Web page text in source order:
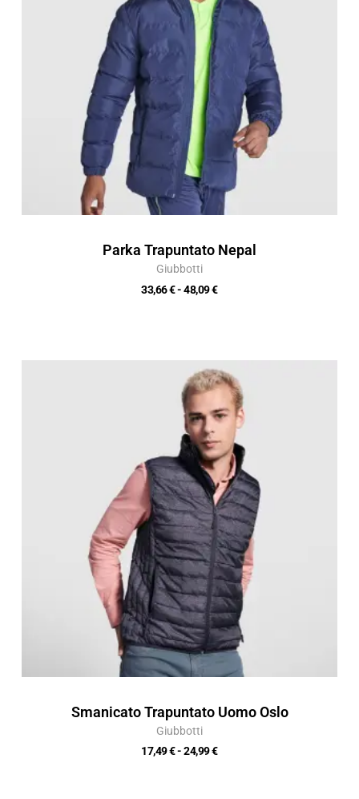
Parka Trapuntato Nepal
Giubbotti
33,66€- 48,09€
48,09 €
Smanicato Trapuntato Uomo Oslo
Giubbotti
17,49€- 24,99€
Fascia
di
prezzo:
da
17,49 €
a
24,99 €